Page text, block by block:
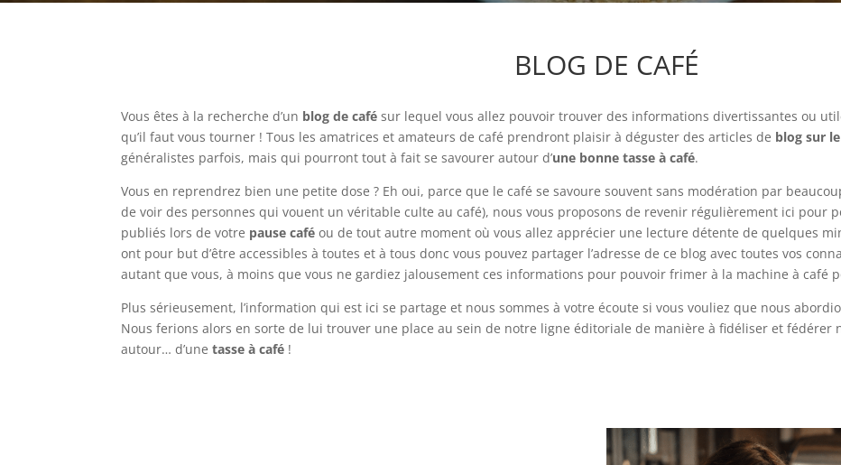
BLOG DE CAFÉ
Vous êtes à la recherche d’un blog de café sur lequel vous allez pouvoir trouver des informations divertissantes ou
qu’il faut vous tourner ! Tous les amatrices et amateurs de café prendront plaisir à déguster des articles de blog sur
généralistes parfois, mais qui pourront tout à fait se savourer autour d’une bonne tasse à café.
Vous en reprendrez bien une petite dose ? Eh oui, parce que le café se savoure souvent sans modération par
de voir des personnes qui vouent un véritable culte au café), nous vous proposons de revenir régulièrement ici pour
publiés lors de votre pause café ou de tout autre moment où vous allez apprécier une lecture détente de quelques
ont pour but d’être accessibles à toutes et à tous donc vous pouvez partager l’adresse de ce blog avec toutes vos
autant que vous, à moins que vous ne gardiez jalousement ces informations pour pouvoir frimer à la machine à café
Plus sérieusement, l’information qui est ici se partage et nous sommes à votre écoute si vous vouliez que nous
Nous ferions alors en sorte de lui trouver une place au sein de notre ligne éditoriale de manière à fidéliser et fédérer
autour… d’unetasse à café !